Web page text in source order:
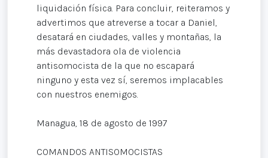
liquidación física. Para concluir, reiteramos y
advertimos que atreverse a tocar a Daniel,
desatará en ciudades, valles y montañas, la
más devastadora ola de violencia
antisomocista de la que no escapará
ninguno y esta vez sí, seremos implacables
con nuestros enemigos.
Managua, 18 de agosto de 1997
COMANDOS ANTISOMOCISTAS